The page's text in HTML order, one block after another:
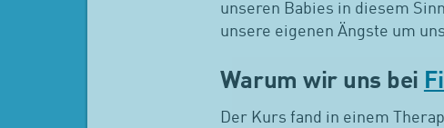
unseren Babies in diesem
unsere eigenen Ängste um
Warum wir uns bei
Der Kurs fand in einem